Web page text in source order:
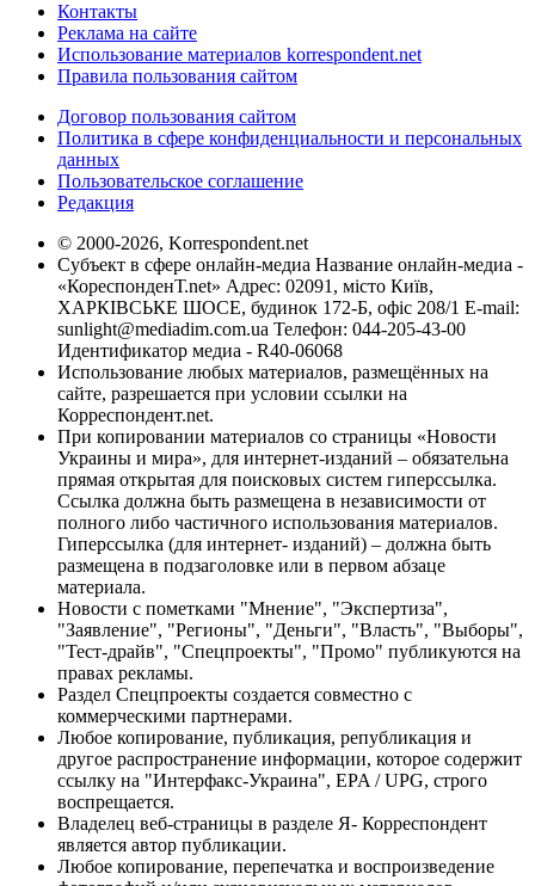
Контакты
Реклама на сайте
Использование материалов korrespondent.net
Правила пользования сайтом
Договор пользования сайтом
Политика в сфере конфиденциальности и персональных
данных
Пользовательское соглашение
Редакция
© 2000-2026, Korrespondent.net
Субъект в сфере онлайн-медиа Название онлайн-медиа -
«КореспонденТ.net» Адрес: 02091, місто Київ,
ХАРКІВСЬКЕ ШОСЕ, будинок 172-Б, офіс 208/1 E-mail:
sunlight@mediadim.com.ua Телефон: 044-205-43-00
Идентификатор медиа - R40-06068
Использование любых материалов, размещённых на
сайте, разрешается при условии ссылки на
Корреспондент.net.
При копировании материалов со страницы «Новости
Украины и мира», для интернет-изданий – обязательна
прямая открытая для поисковых систем гиперссылка.
Ссылка должна быть размещена в независимости от
полного либо частичного использования материалов.
Гиперссылка (для интернет- изданий) – должна быть
размещена в подзаголовке или в первом абзаце
материала.
Новости с пометками "Мнение", "Экспертиза",
"Заявление", "Регионы", "Деньги", "Власть", "Выборы",
"Тест-драйв", "Спецпроекты", "Промо" публикуются на
правах рекламы.
Раздел Спецпроекты создается совместно с
коммерческими партнерами.
Любое копирование, публикация, републикация и
другое распространение информации, которое содержит
ссылку на "Интерфакс-Украина", EPA / UPG, строго
воспрещается.
Владелец веб-страницы в разделе Я- Корреспондент
является автор публикации.
Любое копирование, перепечатка и воспроизведение